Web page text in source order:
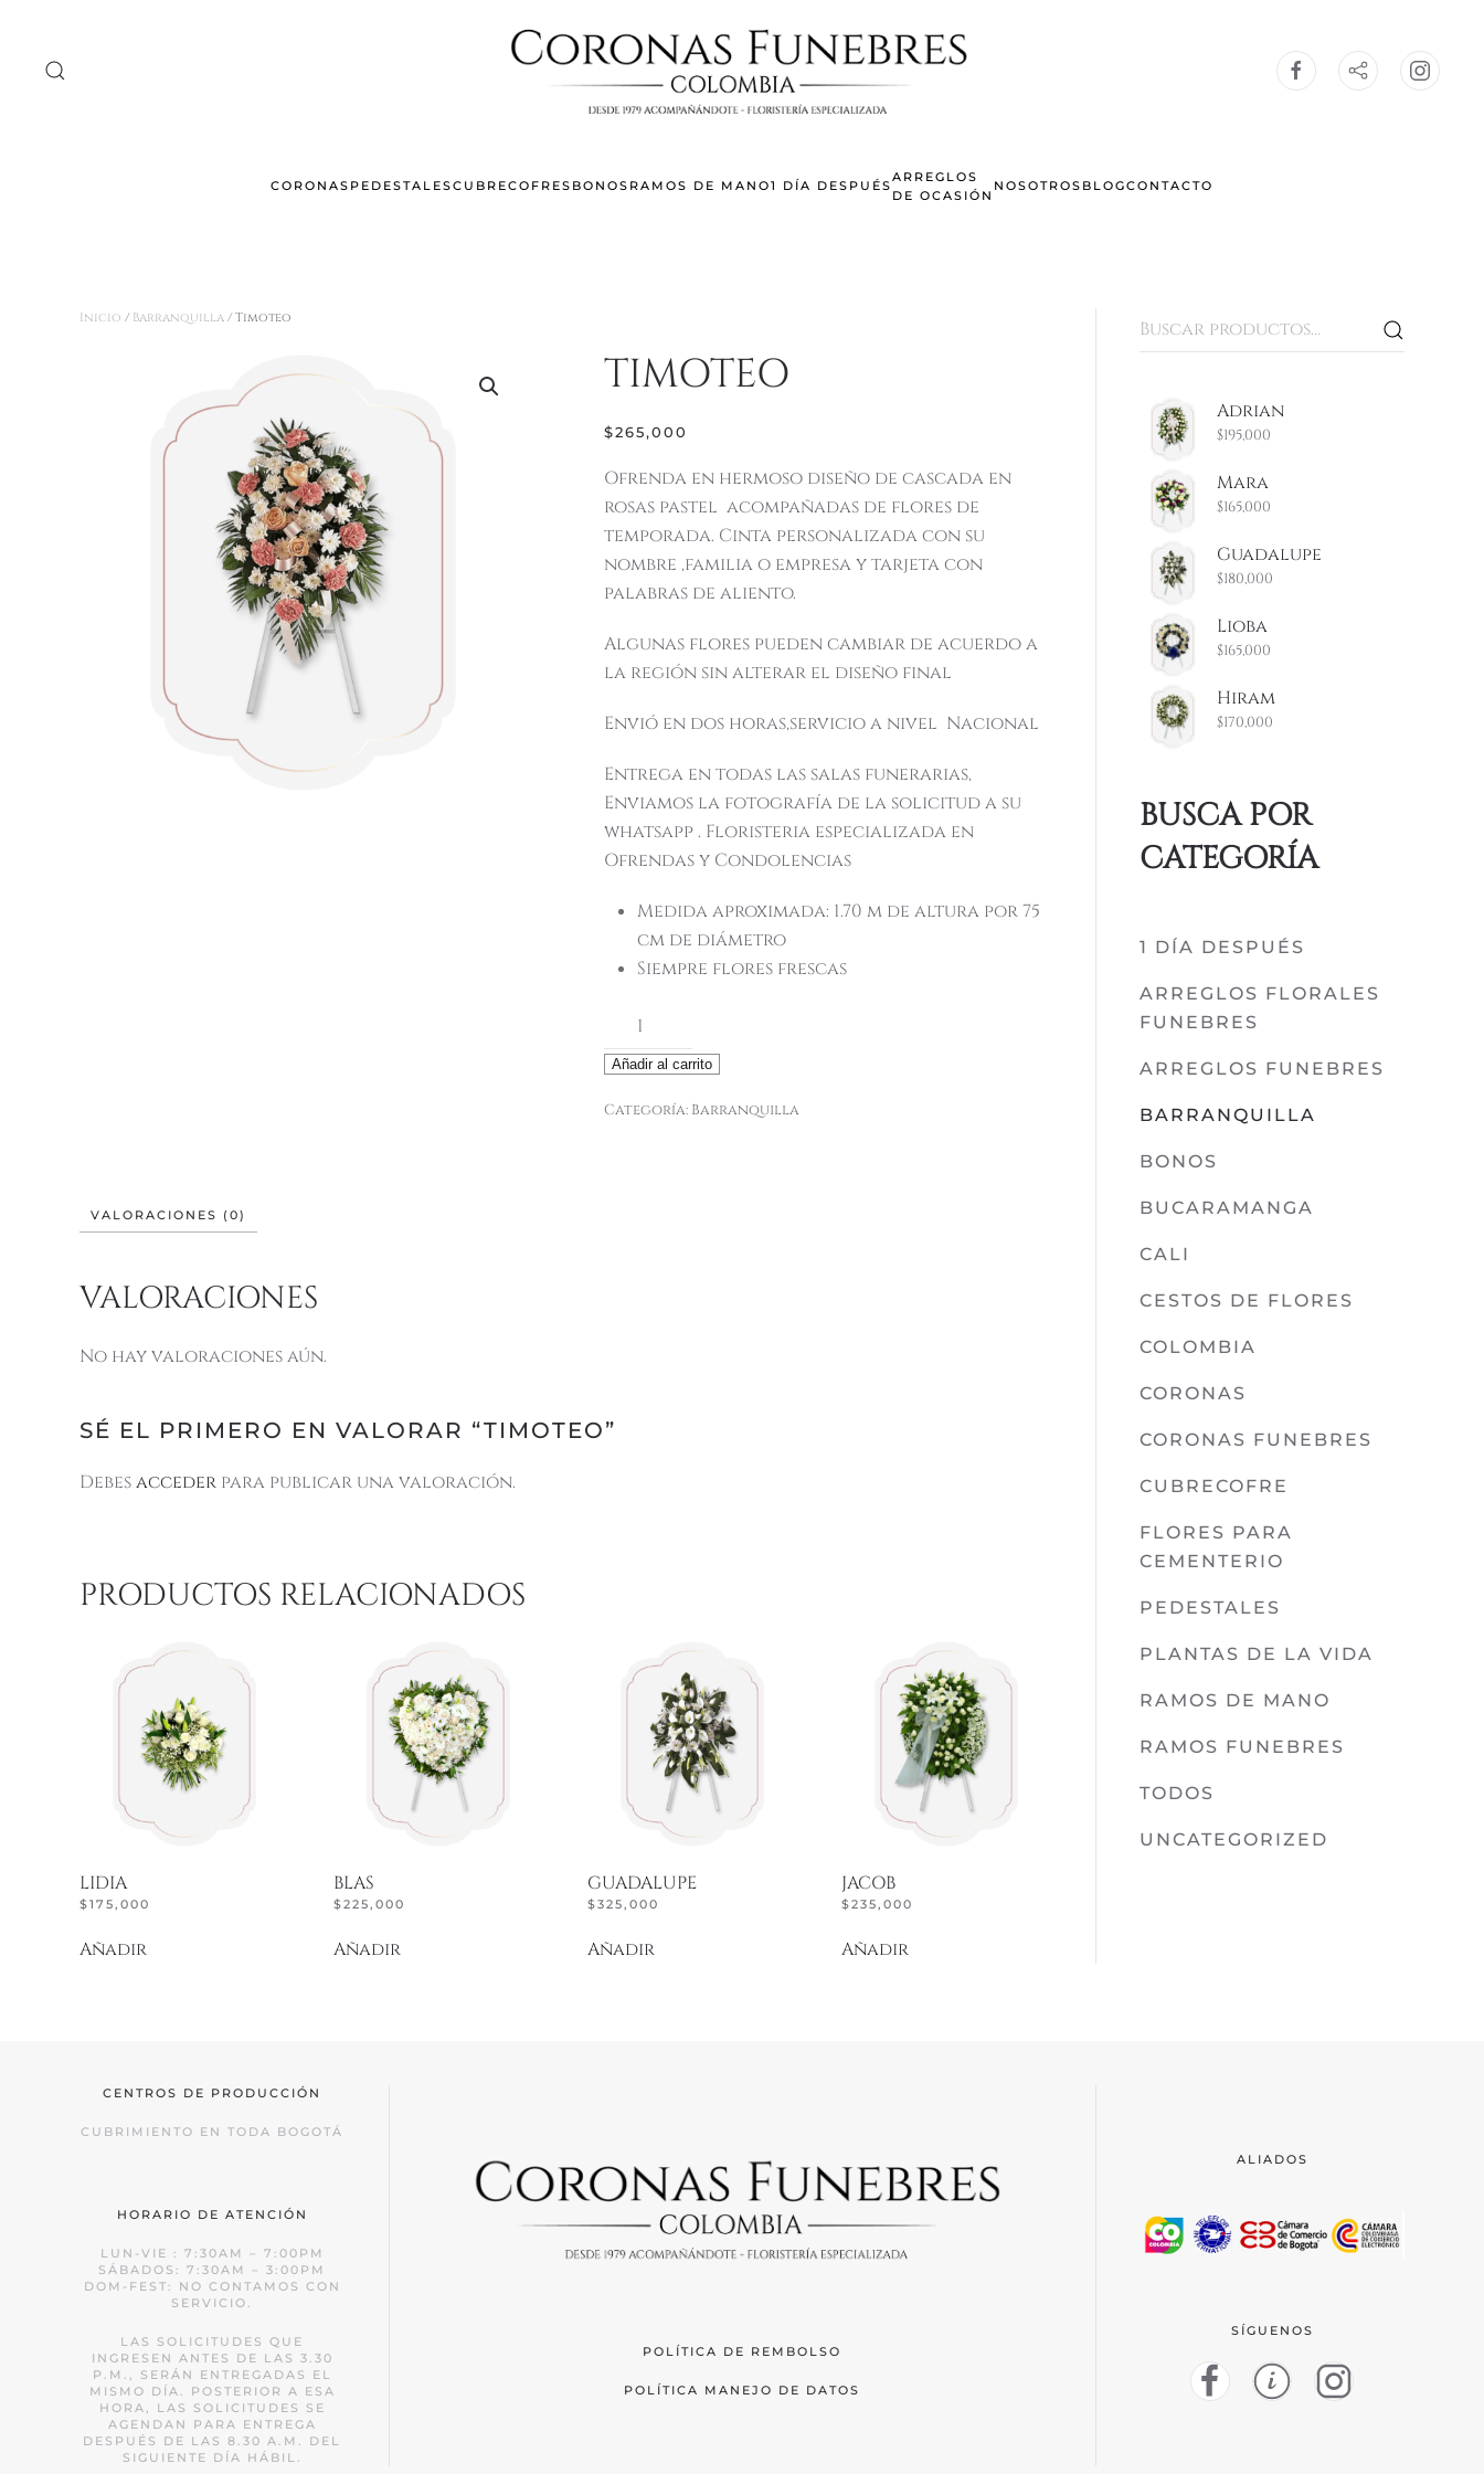
CORONAS PEDESTALESCUBRECOFRES BONOS RAMOS DE MANO1 DÍA DESPUÉS
ARREGLOS
DE OCASIÓN
NOSOTROS BLOGCONTACTO
Inicio / Barranquilla / Timoteo
TIMOTEO
$265,000
Ofrenda en hermoso diseño de cascada en
rosas pastel acompañadas de flores de
temporada. Cinta personalizada con su
nombre ,familia o empresa y tarjeta con
palabras de aliento.
Algunas flores pueden cambiar de acuerdo a
la región sin alterar el diseño final
Envió en dos horas,servicio a nivel Nacional
Entrega en todas las salas funerarias,
Enviamos la fotografía de la solicitud a su
whatsapp . Floristeria especializada en
Ofrendas y Condolencias
Medida aproximada: 1.70 m de altura por 75
cm de diámetro
Siempre flores frescas
Timoteo
cantidad
Añadir al carrito
Categoría: Barranquilla
VALORACIONES (0)
VALORACIONES
No hay valoraciones aún.
SÉ EL PRIMERO EN VALORAR “TIMOTEO”
Debesacceder para publicar una valoración.
PRODUCTOS RELACIONADOS
LIDIA
$175,000
Añadir
BLAS
$225,000
Añadir
GUADALUPE
$325,000
Añadir
JACOB
$235,000
Añadir
Buscar
por:
Adrian
$195,000
Mara
$165,000
Guadalupe
$180,000
Lioba
$165,000
Hiram
$170,000
BUSCA POR
CATEGORÍA
1 DÍA DESPUÉS
ARREGLOS FLORALES
FUNEBRES
ARREGLOS FUNEBRES
BARRANQUILLA
BONOS
BUCARAMANGA
CALI
CESTOS DE FLORES
COLOMBIA
CORONAS
CORONAS FUNEBRES
CUBRECOFRE
FLORES PARA
CEMENTERIO
PEDESTALES
PLANTAS DE LA VIDA
RAMOS DE MANO
RAMOS FUNEBRES
TODOS
UNCATEGORIZED
CENTROS DE PRODUCCIÓN
CUBRIMIENTO EN TODA BOGOTÁ
HORARIO DE ATENCIÓN
LUN-VIE : 7:30AM – 7:00PM
SÁBADOS: 7:30AM – 3:00PM
DOM-FEST: NO CONTAMOS CON
SERVICIO.
LAS SOLICITUDES QUE
INGRESEN ANTES DE LAS 3.30
P.M., SERÁN ENTREGADAS EL
MISMO DÍA. POSTERIOR A ESA
HORA, LAS SOLICITUDES SE
AGENDAN PARA ENTREGA
DESPUÉS DE LAS 8.30 A.M. DEL
SIGUIENTE DÍA HÁBIL.
POLÍTICA DE REMBOLSO
POLÍTICA MANEJO DE DATOS
ALIADOS
SÍGUENOS